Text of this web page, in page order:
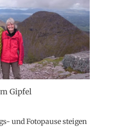
Gipfel
und Fotopause steigen